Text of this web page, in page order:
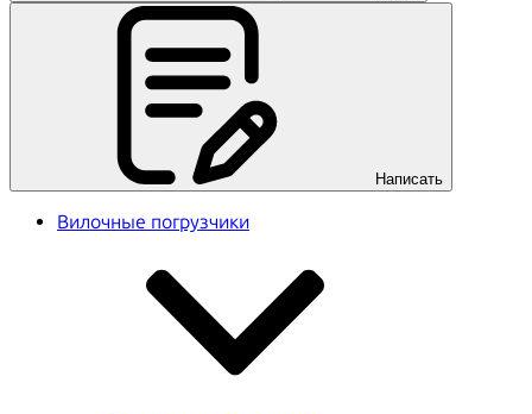
Написать
Вилочные погрузчики